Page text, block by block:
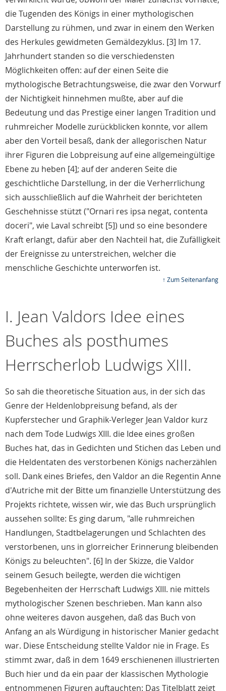
die Tugenden des Königs in einer mythologischen
Darstellung zu rühmen, und zwar in einem den Werken
des Herkules gewidmeten Gemäldezyklus. [3] Im 17.
Jahrhundert standen so die verschiedensten
Möglichkeiten offen: auf der einen Seite die
mythologische Betrachtungsweise, die zwar den Vorwurf
der Nichtigkeit hinnehmen mußte, aber auf die
Bedeutung und das Prestige einer langen Tradition und
ruhmreicher Modelle zurückblicken konnte, vor allem
aber den Vorteil besaß, dank der allegorischen Natur
ihrer Figuren die Lobpreisung auf eine allgemeingültige
Ebene zu heben [4]; auf der anderen Seite die
geschichtliche Darstellung, in der die Verherrlichung
sich ausschließlich auf die Wahrheit der berichteten
Geschehnisse stützt ("Ornari res ipsa negat, contenta
doceri", wie Laval schreibt [5]) und so eine besondere
Kraft erlangt, dafür aber den Nachteil hat, die Zufälligkeit
der Ereignisse zu unterstreichen, welcher die
menschliche Geschichte unterworfen ist.
↑ Zum Seitenanfang
I. Jean Valdors Idee eines
Buches als posthumes
Herrscherlob Ludwigs XIII.
So sah die theoretische Situation aus, in der sich das
Genre der Heldenlobpreisung befand, als der
Kupferstecher und Graphik-Verleger Jean Valdor kurz
nach dem Tode Ludwigs XIII. die Idee eines großen
Buches hat, das in Gedichten und Stichen das Leben und
die Heldentaten des verstorbenen Königs nacherzählen
soll. Dank eines Briefes, den Valdor an die Regentin Anne
d'Autriche mit der Bitte um finanzielle Unterstützung des
Projekts richtete, wissen wir, wie das Buch ursprünglich
aussehen sollte: Es ging darum, "alle ruhmreichen
Handlungen, Stadtbelagerungen und Schlachten des
verstorbenen, uns in glorreicher Erinnerung bleibenden
Königs zu beleuchten". [6] In der Skizze, die Valdor
seinem Gesuch beilegte, werden die wichtigen
Begebenheiten der Herrschaft Ludwigs XIII. nie mittels
mythologischer Szenen beschrieben. Man kann also
ohne weiteres davon ausgehen, daß das Buch von
Anfang an als Würdigung in historischer Manier gedacht
war. Diese Entscheidung stellte Valdor nie in Frage. Es
stimmt zwar, daß in dem 1649 erschienenen illustrierten
Buch hier und da ein paar der klassischen Mythologie
entnommenen Figuren auftauchten: Das Titelblatt zeigt